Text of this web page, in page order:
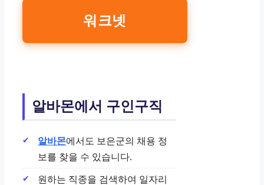
워크넷
알바몬에서 구인구직
알바몬에서도 보은군의 채용 정
보를 찾을 수 있습니다.
원하는 직종을 검색하여 일자리